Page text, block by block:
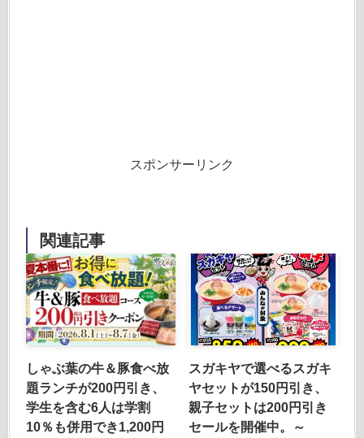
スポンサーリンク
関連記事
しゃぶ葉の牛＆豚食べ放
題ランチが200円引き、
学生を含む6人は学割
10％も併用でき1,200円
スガキヤで選べるスガキ
ヤセットが150円引き、
親子セットは200円引き
セールを開催中。～